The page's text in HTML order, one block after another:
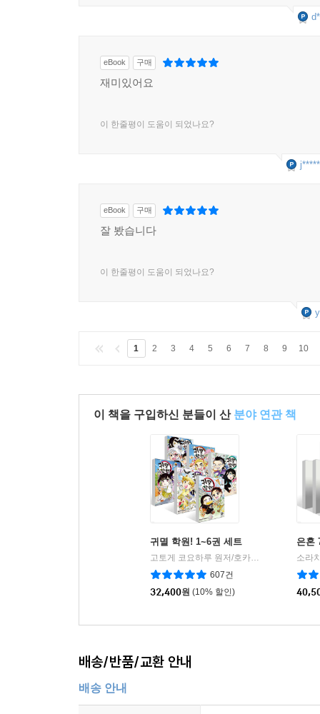
eBook 구매
재미있어요
이 한줄평이 도움이 되었나요?
eBook 구매
잘 봤습니다
이 한줄평이 도움이 되었나요?
1 2 3 4 5 6 7 8 9 10
이 책을 구입하신 분들이 산 분야 연관 책
귀멸 학원! 1~6권 세트
고토게 코요하루 원저/호카미 나츠키 글그림
|
607건
32,400원 (10% 할인)
은혼
소라
배송/반품/교환 안내
배송 안내